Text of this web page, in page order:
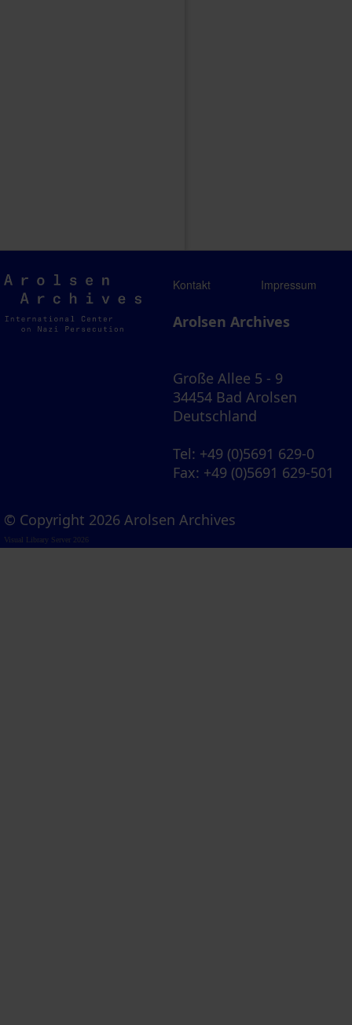
Arolsen
Archives
Kontakt Impressum
Arolsen Archives
Große Allee 5 - 9
34454 Bad Arolsen
Deutschland
Tel: +49 (0)5691 629-0
Fax: +49 (0)5691 629-501
© Copyright 2026 Arolsen Archives
Visual Library Server 2026